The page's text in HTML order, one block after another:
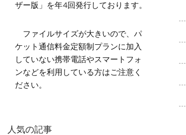
ザー版」を年4回発行しております。
ファイルサイズが大きいので、パ
ケット通信料金定額制プランに加入
していない携帯電話やスマートフォ
ンなどを利用している方はご注意く
ださい。
人気の記事